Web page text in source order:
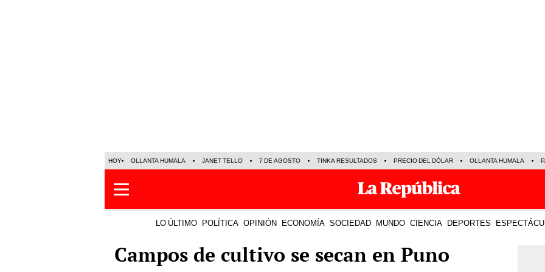
HOY OLLANTA HUMALA JANET TELLO 7 DE AGOSTO TINKA RESULTADOS PRECIO DEL DÓLAR OLLANTA HUMALA
LO ÚLTIMO POLÍTICA OPINIÓN ECONOMÍA SOCIEDAD MUNDO CIENCIA DEPORTES
Campos de cultivo se secan en Puno